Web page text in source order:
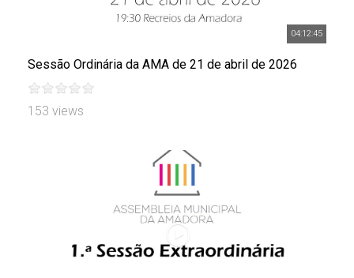
04:12:45
Sessão Ordinária da AMA de 21 de abril de 2026
153 views